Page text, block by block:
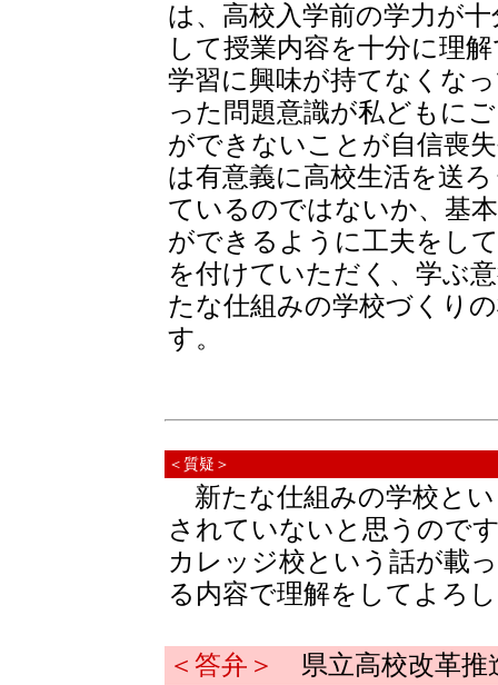
は、高校入学前の学力が
して授業内容を十分に理
学習に興味が持てなくな
った問題意識が私どもに
ができないことが自信喪
は有意義に高校生活を送
ているのではないか、基
ができるように工夫をし
を付けていただく、学ぶ
たな仕組みの学校づくり
す。
＜質疑＞
新たな仕組みの学校と
されていないと思うので
カレッジ校という話が載
る内容で理解をしてよろ
＜答弁＞ 県立高校改革推